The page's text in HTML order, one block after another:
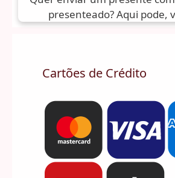
presenteado? Aqui pode,
Cartões de Crédito